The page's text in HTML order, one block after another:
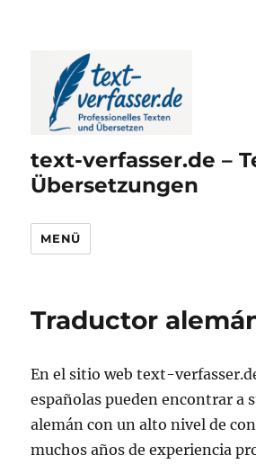
text-verfasser.de –
Übersetzungen
MENÜ
Traductor
En el sitio web text-
españolas pueden encontrar a
alemán con un alto nivel de
muchos años de experiencia